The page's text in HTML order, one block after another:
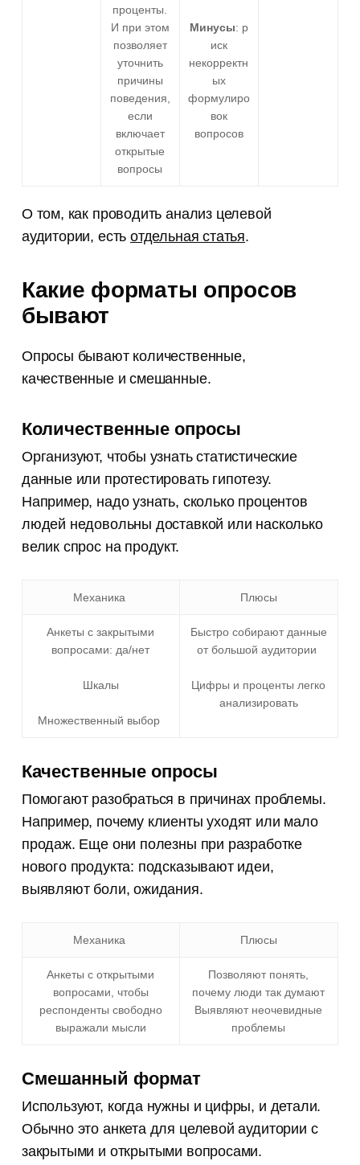
проценты.
И при этом
позволяет
уточнить
причины
поведения,
если
включает
открытые
вопросы
Минусы: р
иск
некорректн
ых
формулиро
вок
вопросов
О том, как проводить анализ целевой
аудитории, есть отдельная статья.
Какие форматы опросов
бывают
Опросы бывают количественные,
качественные и смешанные.
Количественные опросы
Организуют, чтобы узнать статистические
данные или протестировать гипотезу.
Например, надо узнать, сколько процентов
людей недовольны доставкой или насколько
велик спрос на продукт.
Механика Плюсы
Анкеты с закрытыми
вопросами: да/нет
Шкалы
Множественный выбор
Быстро собирают данные
от большой аудитории
Цифры и проценты легко
анализировать
Качественные опросы
Помогают разобраться в причинах проблемы.
Например, почему клиенты уходят или мало
продаж. Еще они полезны при разработке
нового продукта: подсказывают идеи,
выявляют боли, ожидания.
Механика Плюсы
Анкеты с открытыми
вопросами, чтобы
респонденты свободно
выражали мысли
Позволяют понять,
почему люди так думают
Выявляют неочевидные
проблемы
Смешанный формат
Используют, когда нужны и цифры, и детали.
Обычно это анкета для целевой аудитории с
закрытыми и открытыми вопросами.